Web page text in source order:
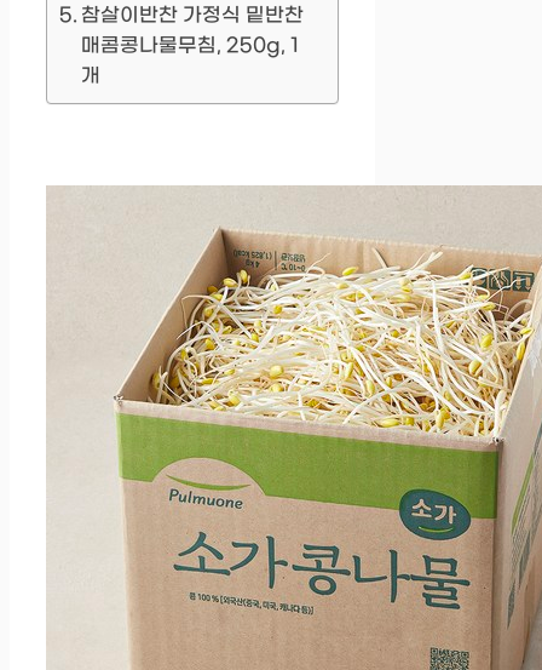
참살이반찬 가정식 밑반찬
매콤콩나물무침, 250g, 1
개